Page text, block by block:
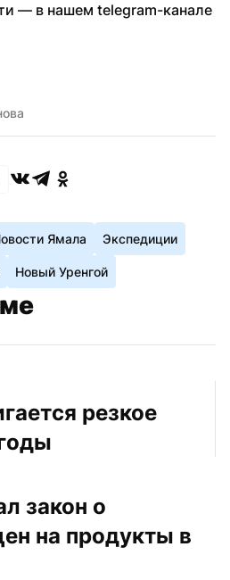
Ямала Экспедиции
Новый Уренгой
резкое
закон о
на продукты в